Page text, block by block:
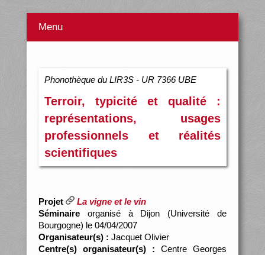
Menu
Phonothèque du LIR3S - UR 7366 UBE
Terroir, typicité et qualité :
représentations, usages
professionnels et réalités
scientifiques
Projet
La vigne et le vin
Séminaireorganisé à Dijon (Université de
Bourgogne) le 04/04/2007
Organisateur(s) : Jacquet Olivier
Centre(s) organisateur(s) : Centre Georges